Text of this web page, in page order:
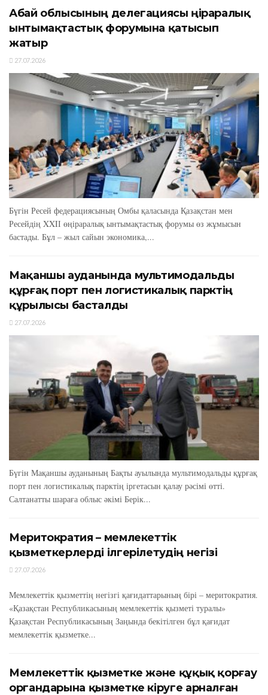
Абай облысының делегациясы өңіраралық
ынтымақтастық форумына қатысып
жатыр
27.07.2026
Бүгін Ресей федерациясының Омбы қаласында Қазақстан мен
Ресейдің XXIІ өңіраралық ынтымақтастық форумы өз жұмысын
бастады. Бұл – жыл сайын экономика,...
Мақаншы ауданында мультимодальды
құрғақ порт пен логистикалық парктің
құрылысы басталды
27.07.2026
Бүгін Мақаншы ауданының Бақты ауылында мультимодальды құрғақ
порт пен логистикалық парктің іргетасын қалау рәсімі өтті.
Салтанатты шараға облыс әкімі Берік...
Меритократия – мемлекеттік
қызметкерлерді ілгерілетудің негізі
27.07.2026
Мемлекеттік қызметтің негізгі қағидаттарының бірі – меритократия.
«Қазақстан Республикасының мемлекеттік қызметі туралы»
Қазақстан Республикасының Заңында бекітілген бұл қағидат
мемлекеттік қызметке...
Мемлекеттік қызметке және құқық қорғау
органдарына қызметке кіруге арналған